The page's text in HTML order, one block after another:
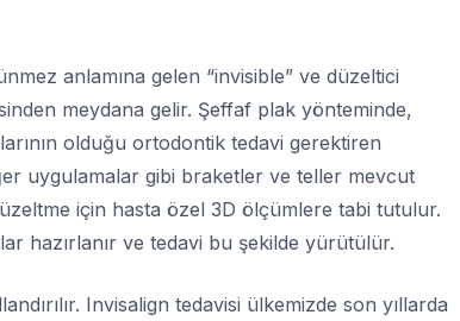
anlamına gelen “invisible” ve düzeltici
meydana gelir. Şeffaf plak yönteminde,
olduğu ortodontik tedavi gerektiren
uygulamalar gibi braketler ve teller mevcut
için hasta özel 3D ölçümlere tabi tutulur.
hazırlanır ve tedavi bu şekilde yürütülür.
Invisalign tedavisi ülkemizde son yıllarda